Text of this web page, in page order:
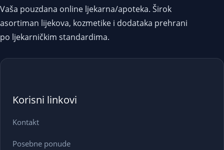
Vaša pouzdana online ljekarna/apoteka. Širok
asortiman lijekova, kozmetike i dodataka prehrani
po ljekarničkim standardima.
Korisni linkovi
Kontakt
Posebne ponude